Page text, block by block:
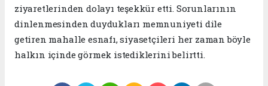
ziyaretlerinden dolayı teşekkür etti. Sorunlarının
dinlenmesinden duydukları memnuniyeti dile
getiren mahalle esnafı, siyasetçileri her zaman böyle
halkın içinde görmek istediklerini belirtti.